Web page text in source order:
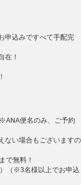
申込みですべて手配完
在！
便名のみ、ご予約
ない場合もございますの
で無料！
（※3名様以上でお申込